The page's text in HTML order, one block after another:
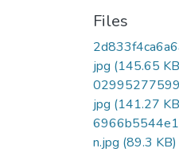
Files
jpg (145.65
jpg (141.27
n.jpg (89.3 KB)